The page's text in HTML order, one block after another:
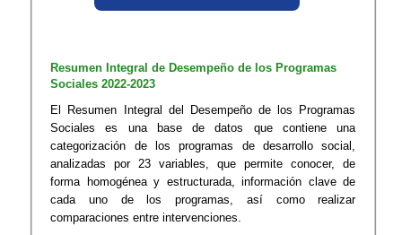
Resumen Integral de Desempeño de los Programas
Sociales 2022-2023
El Resumen Integral del Desempeño de los Programas
Sociales es una base de datos que contiene una
categorización de los programas de desarrollo social,
analizadas por 23 variables, que permite conocer, de
forma homogénea y estructurada, información clave de
cada uno de los programas, así como realizar
comparaciones entre intervenciones.